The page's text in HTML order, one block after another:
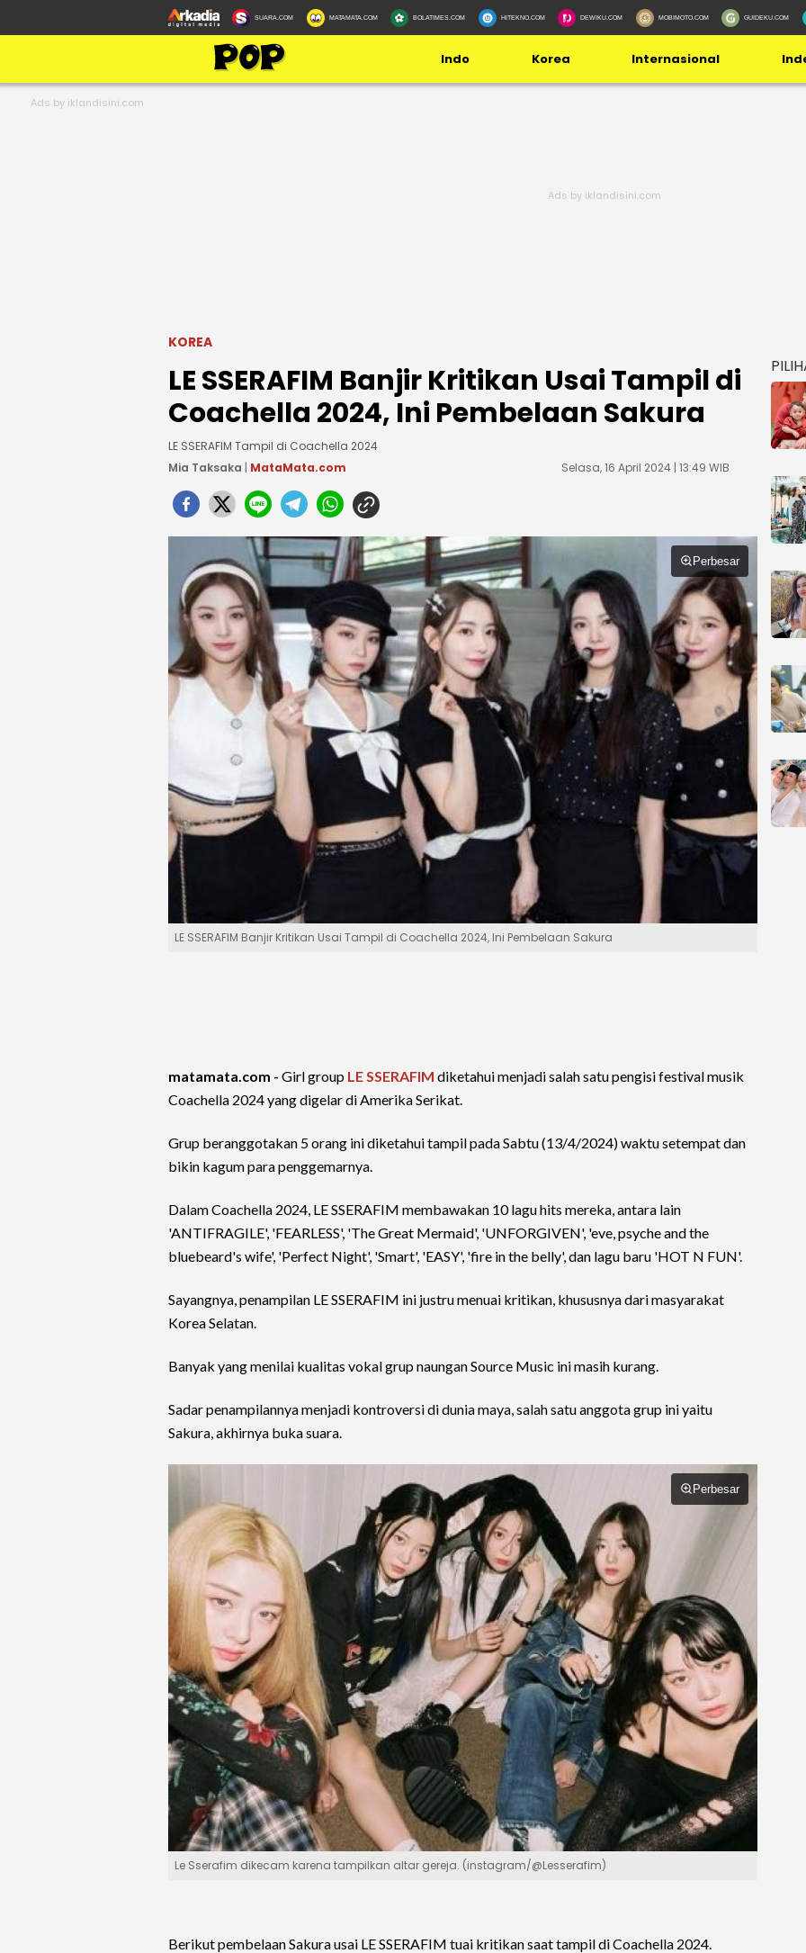
SUARA.COM MATAMATA.COM BOLATIMES.COM HITEKNO.COM DEWIKU.COM MOBIMOTO.COM GUIDEKU.COM
Indo Korea Internasional
KOREA
LE SSERAFIM Banjir Kritikan Usai Tampil di
Coachella 2024, Ini Pembelaan Sakura
LE SSERAFIM Tampil di Coachella 2024
Mia Taksaka | MataMata.com Selasa, 16 April 2024 | 13:49 WIB
Perbesar
LE SSERAFIM Banjir Kritikan Usai Tampil di Coachella 2024, Ini Pembelaan Sakura
matamata.com - Girl group LE SSERAFIM diketahui menjadi salah satu pengisi festival musik
Coachella 2024 yang digelar di Amerika Serikat.
Grup beranggotakan 5 orang ini diketahui tampil pada Sabtu (13/4/2024) waktu setempat dan
bikin kagum para penggemarnya.
Dalam Coachella 2024, LE SSERAFIM membawakan 10 lagu hits mereka, antara lain
'ANTIFRAGILE', 'FEARLESS', 'The Great Mermaid', 'UNFORGIVEN', 'eve, psyche and the
bluebeard's wife', 'Perfect Night', 'Smart', 'EASY', 'fire in the belly', dan lagu baru 'HOT N FUN'.
Sayangnya, penampilan LE SSERAFIM ini justru menuai kritikan, khususnya dari masyarakat
Korea Selatan.
Banyak yang menilai kualitas vokal grup naungan Source Music ini masih kurang.
Sadar penampilannya menjadi kontroversi di dunia maya, salah satu anggota grup ini yaitu
Sakura, akhirnya buka suara.
Perbesar
Le Sserafim dikecam karena tampilkan altar gereja. (instagram/@Lesserafim)
Berikut pembelaan Sakura usai LE SSERAFIM tuai kritikan saat tampil di Coachella 2024.